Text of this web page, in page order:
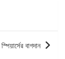
বাগদান